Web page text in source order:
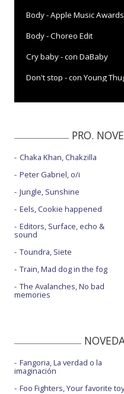
Body - Apple Music
Body - Choreo Edit
Cry baby - con DaBaby
Don't stop - con Young
PRO.
Chaka Khan, Chakzilla
Peter Gabriel, o/i
Jungle, Sunshine
Eels, Cookie happened
Editors, Surface, echo &
sound
Toundra, Siete
Train, Mad dog in the fog
The Avalanches, No bad
memories
Fangoria, La verdad o la
imaginación
Foo Fighters, Your favorite toy